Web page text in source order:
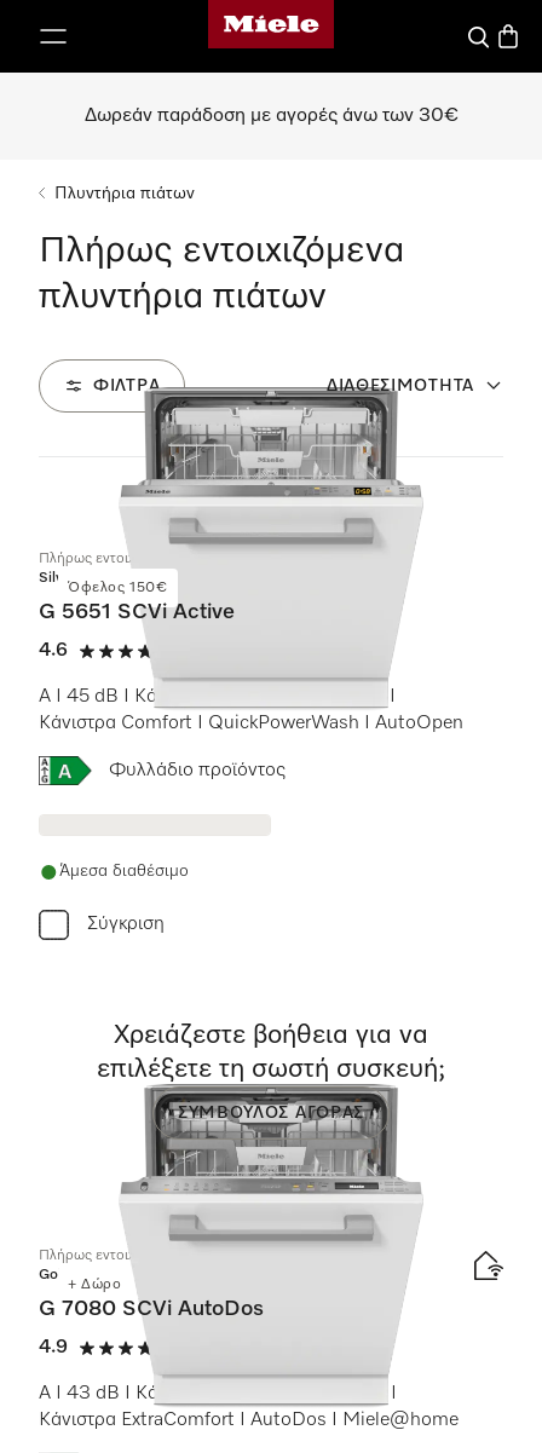
Αρχική σελίδα της Miele
Δωρεάν παράδοση με αγορές άνω των 30€
Πλυντήρια πιάτων
Πλήρως εντοιχιζόμενα
πλυντήρια πιάτων
ΦΊΛΤΡΑ ΔΙΑΘΕΣΙΜΌΤΗΤΑ
12 Προϊόντα
Όφελος 150€
Πλήρως εντοιχιζόμενα πλυντήρια πιάτων
Silver
G 5651 SCVi Active
4.6
4.6 αστέρια από 5
A I 45 dB I Κάνιστρο για μαχαιροπίρουνα I
Κάνιστρα Comfort I QuickPowerWash I AutoOpen
Online Label Flag, Ενεργειακή ετικέτα
Φυλλάδιο προϊόντος
Άμεσα διαθέσιμο
Σύγκριση
+ Δώρο
Πλήρως εντοιχιζόμενα πλυντήρια πιάτων
Gold
G 7080 SCVi AutoDos
4.9
4.9 αστέρια από 5
A I 43 dB I Κάνιστρο για μαχαιροπίρουνα I
Κάνιστρα ExtraComfort I AutoDos I Miele@home
Χρειάζεστε βοήθεια για να
επιλέξετε τη σωστή συσκευή;
ΣΎΜΒΟΥΛΟΣ ΑΓΟΡΆΣ